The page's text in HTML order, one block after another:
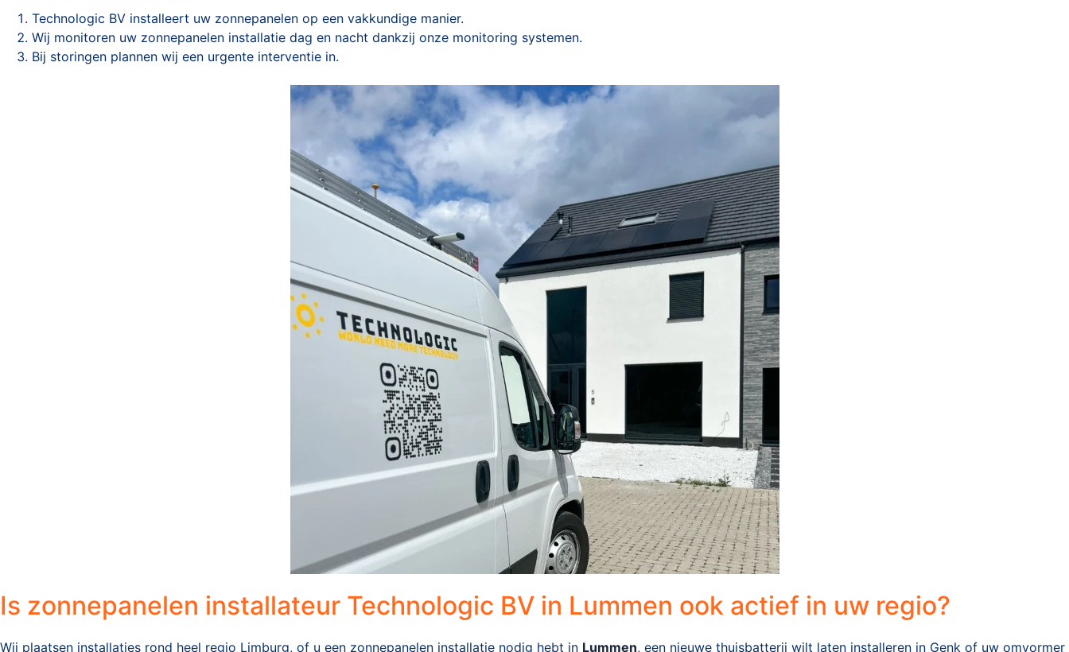
Technologic BV installeert uw zonnepanelen op een vakkundige manier.
Wij monitoren uw zonnepanelen installatie dag en nacht dankzij onze monitoring systemen.
Bij storingen plannen wij een urgente interventie in.
Is zonnepanelen installateur Technologic BV in Lummen ook actief in uw regio?
Wij plaatsen installaties rond heel regio Limburg, of u een zonnepanelen installatie nodig hebt in Lummen, een nieuwe thuisbatterij wilt laten installeren in Genk of uw omvormer